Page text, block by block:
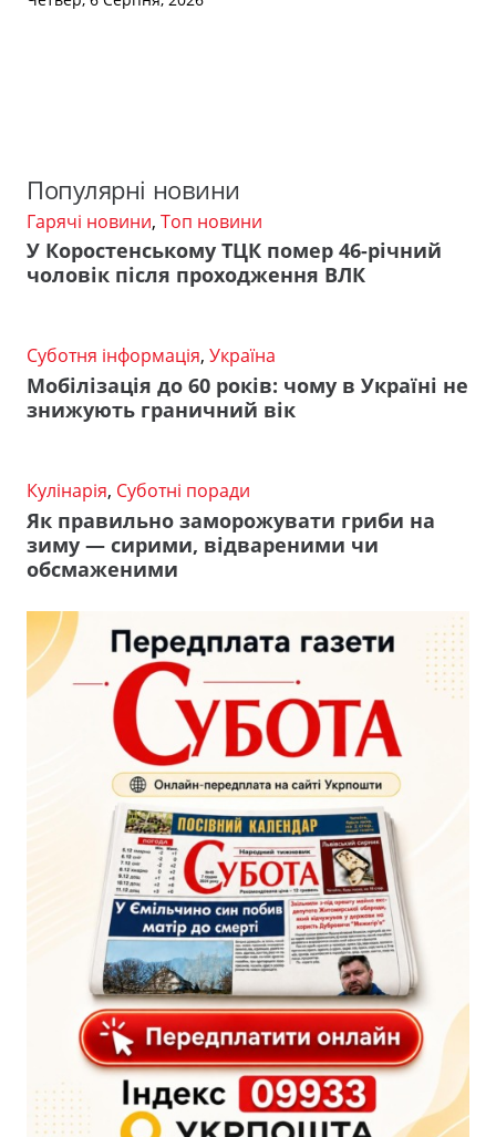
Популярні новини
Гарячі новини, Топ новини
У Коростенському ТЦК помер 46-річний
чоловік після проходження ВЛК
Суботня інформація, Україна
Мобілізація до 60 років: чому в Україні не
знижують граничний вік
Кулінарія, Суботні поради
Як правильно заморожувати гриби на
зиму — сирими, відвареними чи
обсмаженими